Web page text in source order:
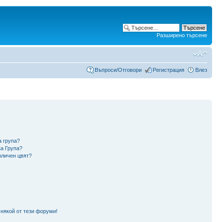
Разширено търсене
Въпроси/Отговори Регистрация Влез
група?
Група?
цвят?
от тези форуми!